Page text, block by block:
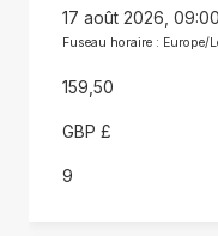
17 août 2026, 09:00
Fuseau horaire : Europe/
159,50
GBP £
9